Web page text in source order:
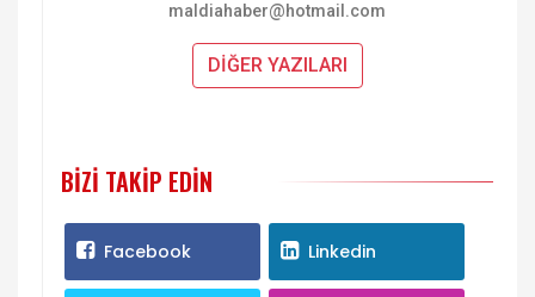
maldiahaber@hotmail.com
DİĞER YAZILARI
BIZI TAKIP EDIN
Facebook Linkedin